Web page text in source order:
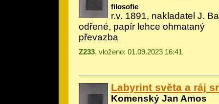
filosofie
r.v. 1891, nakladatel J.
odřené, papír lehce ohmataný
převazba
Z233, vloženo: 01.09.2023 16:41
Labyrint světa a ráj
Komenský Jan Amos